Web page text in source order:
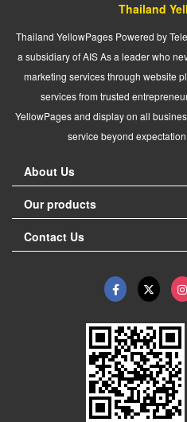
Thailand
Thailand YellowPages Powered by
a subsidiary of AIS As a leader who
marketing services through website
services from trusted
YellowPages and display on all
service beyond
About Us
Our products
Contact Us